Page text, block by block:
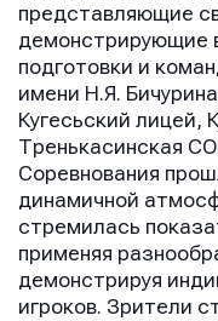
представляющие
демонстрирующие
подготовки и
имени Н.Я.
Кугесьский
Тренькасинская
Соревнования
динамичной
стремилась
применяя
демонстрируя
игроков. Зрители